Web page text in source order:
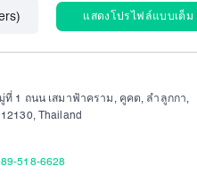
แสดงโปรไฟล์แบบเต็ม
ที่ 1 ถนน เสมาฟ้าคราม, คูคต, ลำลูกกา,
Thailand
518-6628